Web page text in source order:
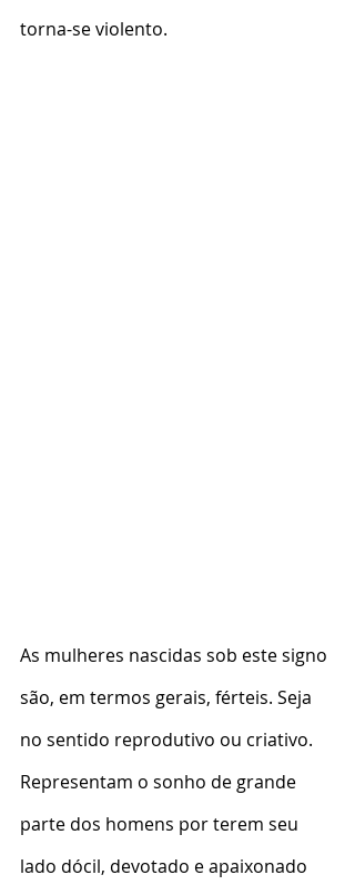
torna-se violento.
As mulheres nascidas sob este signo
são, em termos gerais, férteis. Seja
no sentido reprodutivo ou criativo.
Representam o sonho de grande
parte dos homens por terem seu
lado dócil, devotado e apaixonado